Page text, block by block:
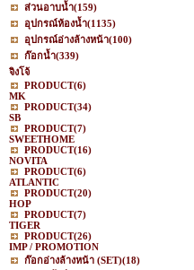
ส่วนอาบน้ำ(159)
อุปกรณ์ห้องน้ำ(1135)
อุปกรณ์อ่างล้างหน้า(100)
ก๊อกน้ำ(339)
จิงโจ้
PRODUCT(6)
MK
PRODUCT(34)
SB
PRODUCT(7)
SWEETHOME
PRODUCT(16)
NOVITA
PRODUCT(6)
ATLANTIC
PRODUCT(20)
HOP
PRODUCT(7)
TIGER
PRODUCT(26)
IMP / PROMOTION
ก๊อกอ่างล้างหน้า (SET)(18)